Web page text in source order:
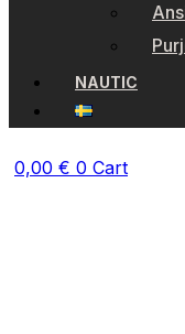
NAUTIC
0,00 € 0 Cart